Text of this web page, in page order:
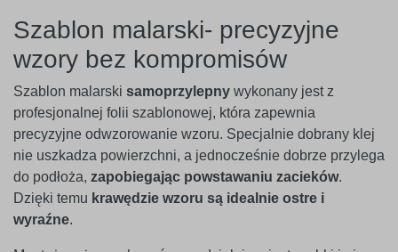
Szablon malarski- precyzyjne
wzory bez kompromisów
Szablon malarski samoprzylepny wykonany jest z
profesjonalnej folii szablonowej, która zapewnia
precyzyjne odwzorowanie wzoru. Specjalnie dobrany klej
nie uszkadza powierzchni, a jednocześnie dobrze przylega
do podłoża, zapobiegając powstawaniu zacieków.
Dzięki temu krawędzie wzoru są idealnie ostre i
wyraźne.